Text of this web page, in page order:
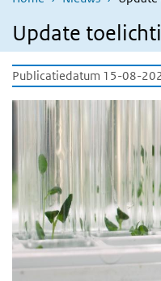
Update
Publicatiedatum 15-08-